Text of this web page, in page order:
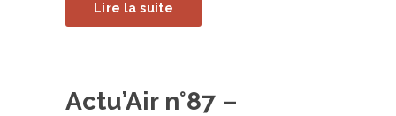
Lire la suite
Actu’Air n°87 –